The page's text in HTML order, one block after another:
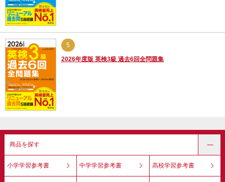
5
2026年度版 英検3級 過去6回全問題集
商品を探す
小学学習参考書 中学学習参考書 高校学習参考書